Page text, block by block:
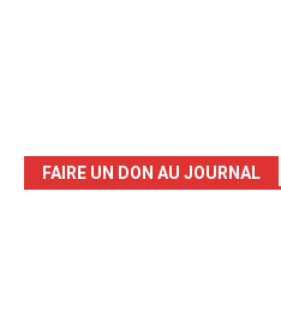
FAIRE UN DON AU JOURNAL